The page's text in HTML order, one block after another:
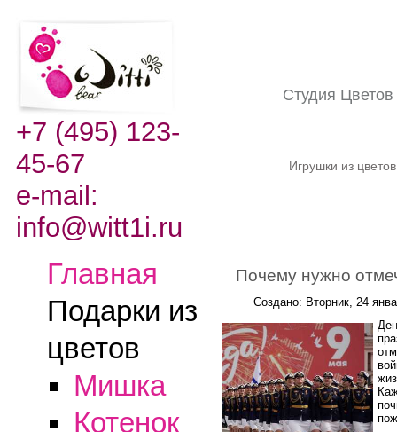
+7 (495) 123-
45-67
e-mail:
info@witt1i.ru
Студия Цветов
Игрушки из
Главная
Подарки из
цветов
Мишка
Котенок
Почему нужно
Создано: Вторник, 24